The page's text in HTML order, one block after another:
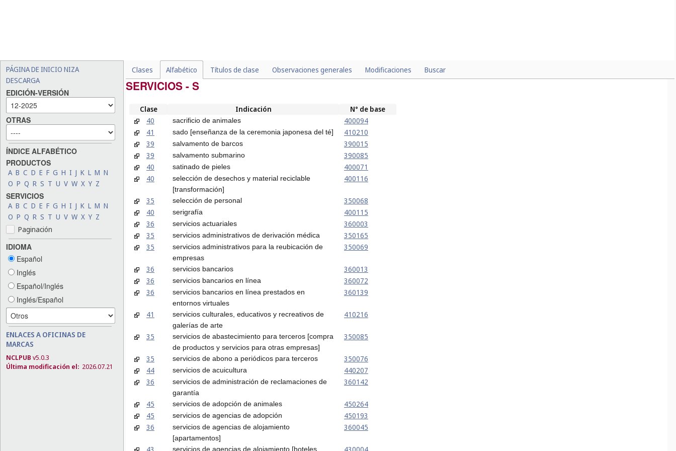
PÁGINA DE INICIO NIZA
DESCARGA
EDICIÓN-VERSIÓN
OTRAS
ÍNDICE ALFABÉTICO
PRODUCTOS
A B C D E F G H I J K L M N
O P Q R S T U V W X Y Z
SERVICIOS
A B C D E F G H I J K L M N
O P Q R S T U V W X Y Z
Paginación
IDIOMA
Español
Inglés
Español/Inglés
Inglés/Español
ENLACES A OFICINAS DE
MARCAS
NCLPUB v5.0.3
Última modificación el: 2026.07.21
Clases Alfabético Títulos de clase Observaciones generales Modificaciones Buscar
SERVICIOS - S
Clase Indicación
N° de base
40
sacrificio de animales
400094
41
sado [enseñanza de la ceremonia japonesa del té]
410210
39
salvamento de barcos
390015
39
salvamento submarino
390085
40
satinado de pieles
400071
40
selección de desechos y material reciclable
[transformación]
400116
35 selección de personal
350068
40
serigrafía
400115
36
servicios actuariales
360003
35
servicios administrativos de derivación médica
350165
35
servicios administrativos para la reubicación de
empresas
350069
36 servicios bancarios
360013
36
servicios bancarios en línea
360072
36
servicios bancarios en línea prestados en
entornos virtuales
360139
41
servicios culturales, educativos y recreativos de
galerías de arte
410216
35
servicios de abastecimiento para terceros [compra
de productos y servicios para otras empresas]
350085
35 servicios de abono a periódicos para terceros
350076
44
servicios de acuicultura
440207
36
servicios de administración de reclamaciones de
garantía
360142
45 servicios de adopción de animales
450264
45
servicios de agencias de adopción
450193
36
servicios de agencias de alojamiento
[apartamentos]
360045
43 servicios de agencias de alojamiento [hoteles, 430004